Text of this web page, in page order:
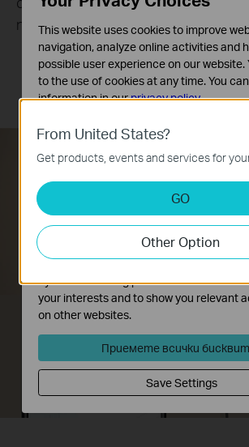
повтарящи се действия.
Спящ режим
Напуснете Home
Mode
From United States?
Get products, events and services for
GO
Other Option
This website uses cookies to improve
navigation, analyze online activities and
possible user experience on our website.
to the use of cookies at any time. You
information in ourprivacy policy.
Basic Cookies
These cookies are necessary for the
and cannot be deactivated in your
Analysis and Marketing Cookies
Analysis cookies enable us to analyze
our website in order to improve and
functionality of our website.
The marketing cookies can be set
by our advertising partners in order to
your interests and to show you relevant
on other websites.
Приемете всички
Save Settings